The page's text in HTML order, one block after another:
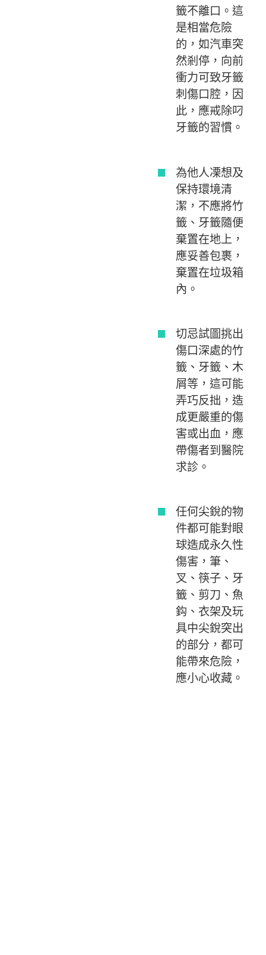
籤不離口。這
是相當危險
的，如汽車突
然剎停，向前
衝力可致牙籤
刺傷口腔，因
此，應戒除叼
牙籤的習慣。
為他人凓想及
保持環境清
潔，不應將竹
籤、牙籤隨便
棄置在地上，
應妥善包裹，
棄置在垃圾箱
內。
切忌試圖挑出
傷口深處的竹
籤、牙籤、木
屑等，這可能
弄巧反拙，造
成更嚴重的傷
害或出血，應
帶傷者到醫院
求診。
任何尖銳的物
件都可能對眼
球造成永久性
傷害，筆、
叉、筷子、牙
籤、剪刀、魚
鈎、衣架及玩
具中尖銳突出
的部分，都可
能帶來危險，
應小心收藏。